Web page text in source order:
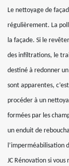
Le nettoyage de
régulièrement. La
la façade. Si le
des infiltrations, le
destiné à redonner
sont apparentes,
procéder à un
formées par les
un enduit de
l’imperméabilisation
JC Rénovation si